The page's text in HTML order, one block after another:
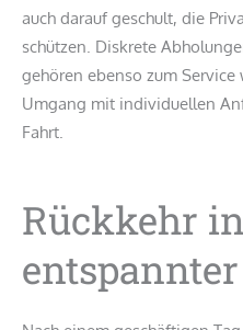
auch darauf geschult, die
schützen. Diskrete
gehören ebenso zum
Umgang mit individuellen
Fahrt.
Rückkehr in